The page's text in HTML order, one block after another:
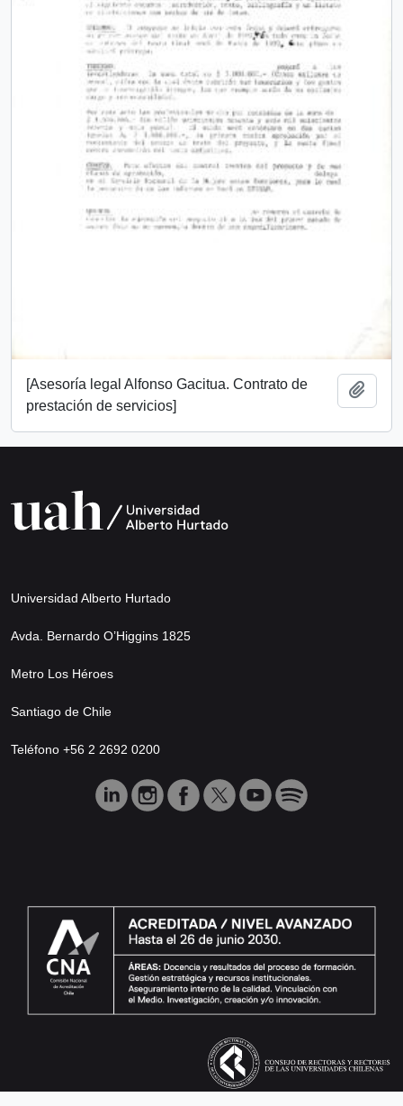
[Asesoría legal Alfonso Gacitua. Contrato de
prestación de servicios]
Universidad Alberto Hurtado
Avda. Bernardo O’Higgins 1825
Metro Los Héroes
Santiago de Chile
Teléfono +56 2 2692 0200